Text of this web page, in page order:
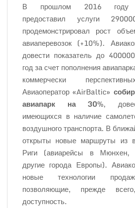
В прошлом 2016 году
предоставил услуги
продемонстрировал рост
авиаперевозок (+10%).
довести показатель до
год за счет пополнения
коммерчески
Авиаоператор «AirBaltic»
авиапарк на 30%,
имеющихся в наличие
воздушного транспорта. В
открыты новые маршруты из
Риги (авиарейсы в
другие города Европы).
новые технологии
позволяющие, прежде
доступность.